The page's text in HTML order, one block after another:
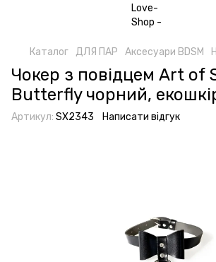
Каталог ДЛЯ ПАР Аксесуари BDSM
Чокер з повідцем Art of
Butterfly чорний,
Артикул: SX2343 Написати відгук